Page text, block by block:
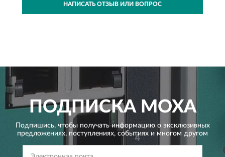
НАПИСАТЬ ОТЗЫВ ИЛИ ВОПРОС
ПОДПИСКАMOXA
Подпишись, чтобы получать информацию о эксклюзивных
предложениях, поступлениях, событиях и многом другом